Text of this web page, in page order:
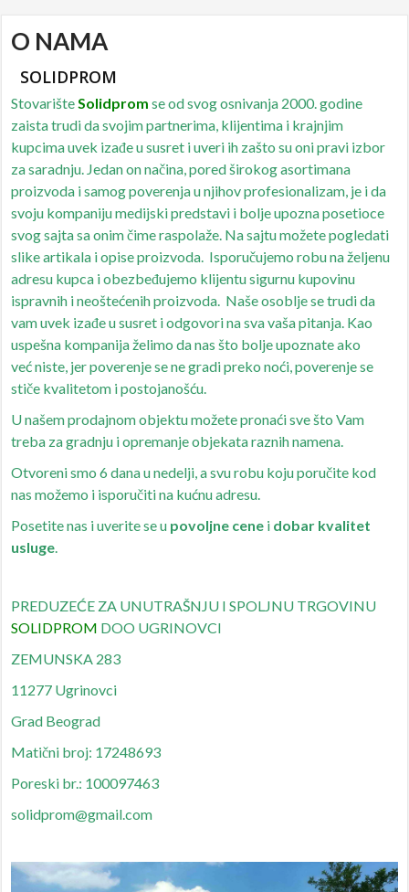
O NAMA
SOLIDPROM
StovarišteSolidprom se od svog osnivanja 2000. godine
zaista trudi da svojim partnerima, klijentima i krajnjim
kupcima uvek izađe u susret i uveri ih zašto su oni pravi izbor
za saradnju. Jedan on načina, pored širokog asortimana
proizvoda i samog poverenja u njihov profesionalizam, je i da
svoju kompaniju medijski predstavi i bolje upozna posetioce
svog sajta sa onim čime raspolaže. Na sajtu možete pogledati
slike artikala i opise proizvoda. Isporučujemo robu na željenu
adresu kupca i obezbeđujemo klijentu sigurnu kupovinu
ispravnih i neoštećenih proizvoda. Naše osoblje se trudi da
vam uvek izađe u susret i odgovori na sva vaša pitanja. Kao
uspešna kompanija želimo da nas što bolje upoznate ako
već niste, jer poverenje se ne gradi preko noći, poverenje se
stiče kvalitetom i postojanošću.
U našem prodajnom objektu možete pronaći sve što Vam
treba za gradnju i opremanje objekata raznih namena.
Otvoreni smo 6 dana u nedelji, a svu robu koju poručite kod
nas možemo i isporučiti na kućnu adresu.
Posetite nas i uverite se u povoljne cene i dobar kvalitet
usluge.
PREDUZEĆE ZA UNUTRAŠNJU I SPOLJNU TRGOVINU
SOLIDPROM DOO UGRINOVCI
ZEMUNSKA 283
11277 Ugrinovci
Grad Beograd
Matični broj: 17248693
Poreski br.: 100097463
solidprom@gmail.com